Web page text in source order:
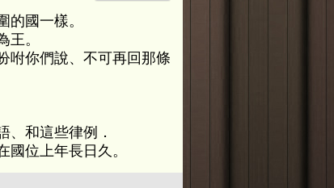
國一樣。
。
咐你們說、不可再回那條
和這些律例．
位上年長日久。